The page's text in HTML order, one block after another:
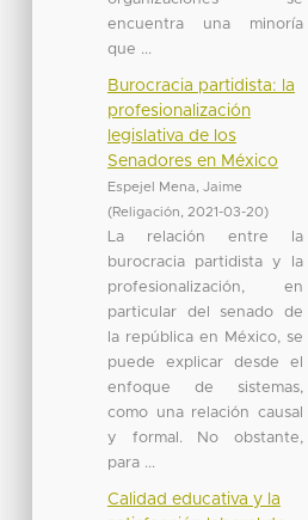
encuentra una minoría
que ...
Burocracia partidista: la
profesionalización
legislativa de los
Senadores en México
Espejel Mena, Jaime
(Religación 2021-03-20)
La relación entre la
burocracia partidista y la
profesionalización, en
particular del senado de
la república en México, se
puede explicar desde el
enfoque de sistemas,
como una relación causal
y formal. No obstante,
para ...
Calidad educativa y la